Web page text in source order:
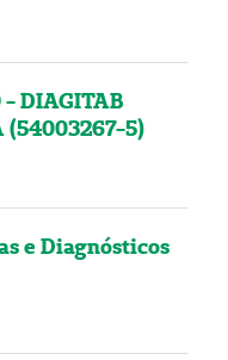
- DIAGITAB
(54003267-5)
e Diagnósticos